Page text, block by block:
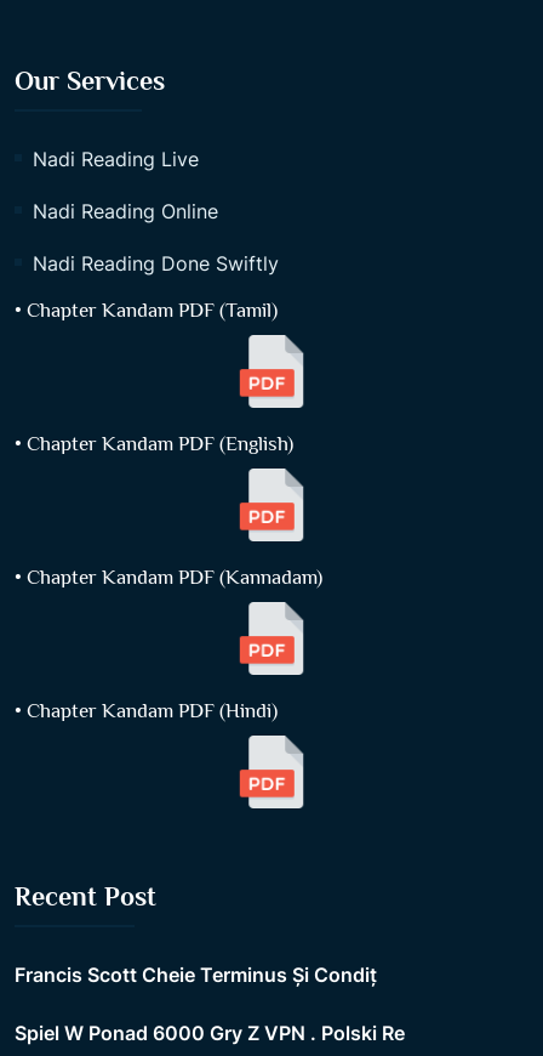
Our Services
Nadi Reading Live
Nadi Reading Online
Nadi Reading Done Swiftly
• Chapter Kandam PDF (Tamil)
• Chapter Kandam PDF (English)
• Chapter Kandam PDF (Kannadam)
• Chapter Kandam PDF (Hindi)
Recent Post
Francis Scott Cheie Terminus Și Condiț
Spiel W Ponad 6000 Gry Z VPN . Polski Re